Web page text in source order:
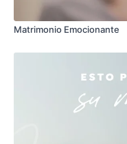
Matrimonio Emocionante